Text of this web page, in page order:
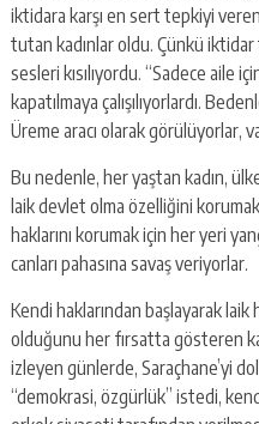
iktidara karşı en sert tepkiyi
tutan kadınlar oldu. Çünkü
sesleri kısılıyordu. “Sadece aile
kapatılmaya çalışılıyorlardı.
Üreme aracı olarak görülüyorlar,
Bu nedenle, her yaştan kadın,
laik devlet olma özelliğini
haklarını korumak için her yeri
canları pahasına savaş veriyorlar.
Kendi haklarından başlayarak
olduğunu her fırsatta gösteren
izleyen günlerde, Saraçhane’yi
“demokrasi, özgürlük” istedi,